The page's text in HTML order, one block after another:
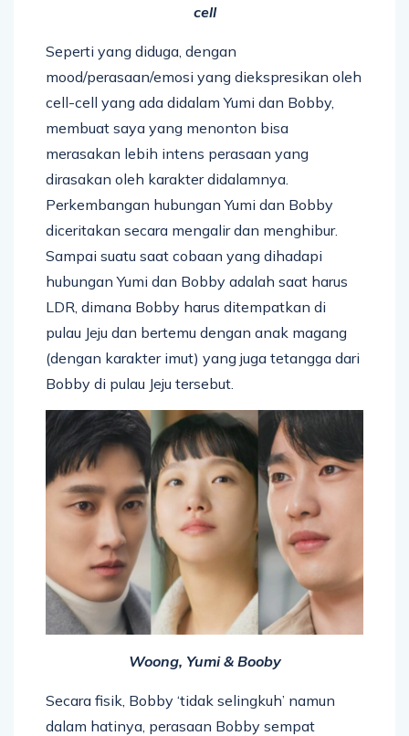
cell
Seperti yang diduga, dengan
mood/perasaan/emosi yang diekspresikan oleh
cell-cell yang ada didalam Yumi dan Bobby,
membuat saya yang menonton bisa
merasakan lebih intens perasaan yang
dirasakan oleh karakter didalamnya.
Perkembangan hubungan Yumi dan Bobby
diceritakan secara mengalir dan menghibur.
Sampai suatu saat cobaan yang dihadapi
hubungan Yumi dan Bobby adalah saat harus
LDR, dimana Bobby harus ditempatkan di
pulau Jeju dan bertemu dengan anak magang
(dengan karakter imut) yang juga tetangga dari
Bobby di pulau Jeju tersebut.
Woong, Yumi & Booby
Secara fisik, Bobby ‘tidak selingkuh’ namun
dalam hatinya, perasaan Bobby sempat